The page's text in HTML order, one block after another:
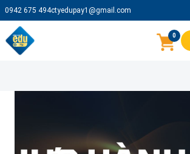
0942 675 494ctyedupay1@gmail.com
0